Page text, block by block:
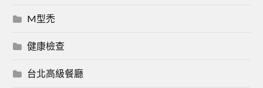
M型禿
健康檢查
台北高級餐廳